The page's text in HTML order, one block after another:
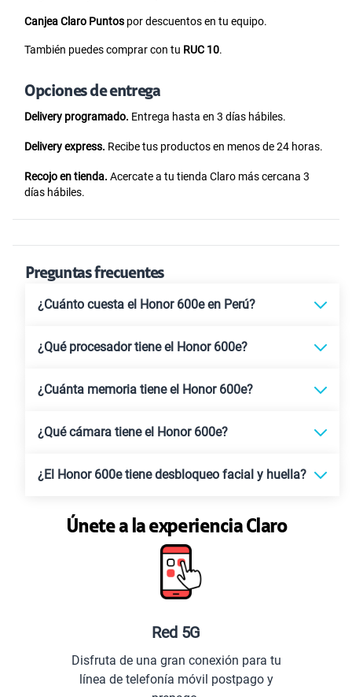
Canjea Claro Puntos por descuentos en tu equipo.
También puedes comprar con tu RUC 10.
Opciones de entrega
Delivery programado. Entrega hasta en 3 días hábiles.
Delivery express. Recibe tus productos en menos de 24 horas.
Recojo en tienda. Acercate a tu tienda Claro más cercana 3
días hábiles.
Preguntas frecuentes
¿Cuánto cuesta el Honor 600e en Perú?
¿Qué procesador tiene el Honor 600e?
¿Cuánta memoria tiene el Honor 600e?
¿Qué cámara tiene el Honor 600e?
¿El Honor 600e tiene desbloqueo facial y huella?
Únete a la experiencia Claro
Comunícate con todo el
extranjero.